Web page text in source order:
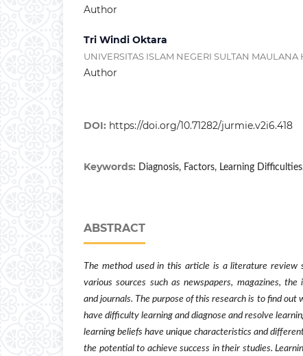
Author
Tri Windi Oktara
UNIVERSITAS ISLAM NEGERI SULTAN
Author
DOI: https://doi.org/10.71282/jurmie.v2i6.418
Keywords: Diagnosis, Factors, Learning
ABSTRACT
The method used in this article is a literature review
various sources such as newspapers, magazines,
and journals. The purpose of this research is to find out
have difficulty learning and diagnose and resolve
learning beliefs have unique characteristics and
the potential to achieve success in their studies.